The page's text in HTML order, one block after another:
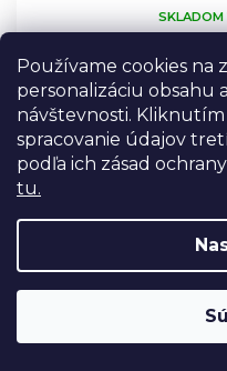
Používame cookies na
personalizáciu obsahu
návštevnosti.
spracovanie údajov
podľa ich zásad
tu.
Priemerné
hodnotenie
produktu
je
z
hviezdičiek.
SKLADOM
€12,89 bez DPH
€15,60
vhodný
pripojenie
alebo doma.
Hľadáčik
jasný,